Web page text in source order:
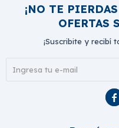
¡NO TE
OFERTAS
¡Suscribite y recibí
